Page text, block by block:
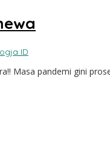
ID
Masa pandemi gini